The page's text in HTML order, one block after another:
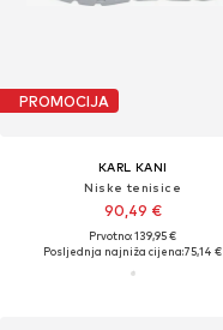
PROMOCIJA
KARL KANI
Niske tenisice
90,49 €
Prvotno: 139,95 €
Posljednja najniža cijena:75,14 €